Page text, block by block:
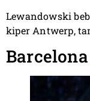
Lewandowski
kiper Antwerp,